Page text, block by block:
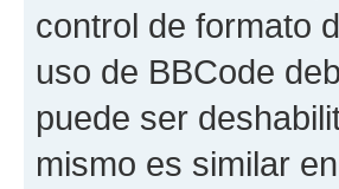
control de formato
uso de BBCode
puede ser
mismo es similar